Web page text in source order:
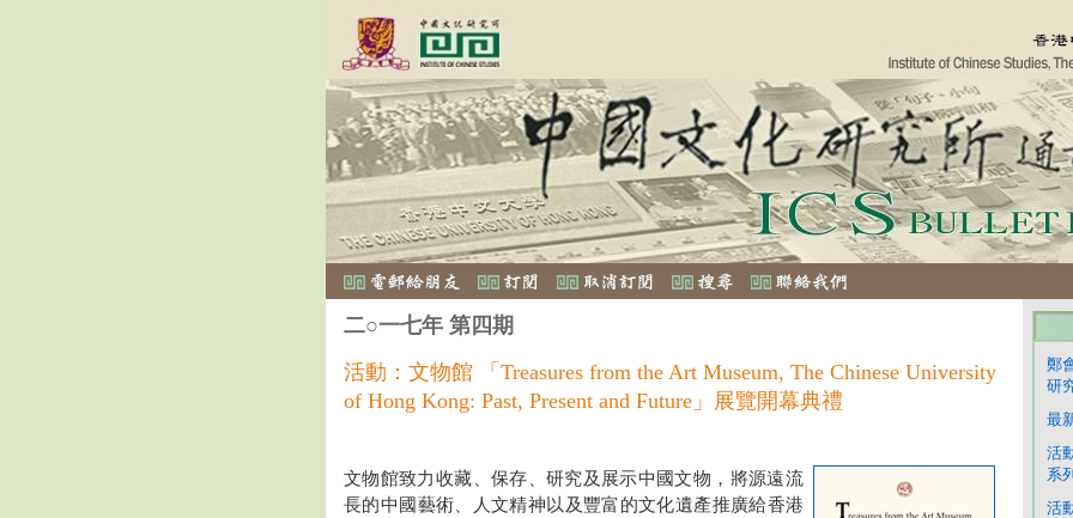
二○一七年 第四期
活動：文物館 「Treasures from the Art Museum, The Chinese University
of Hong Kong: Past, Present and Future」展覽開幕典禮
文物館致力收藏、保存、研究及展示中國文物，將源遠流
長的中國藝術、人文精神以及豐富的文化遺產推廣給香港
鄭
研
最
活
系
活